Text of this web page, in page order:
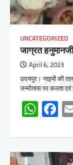
UNCATEGORIZED
जाग्रत
April 6, 2023
उदयपुर। नाइयों की
जन्मोत्वस पर कलश एवं